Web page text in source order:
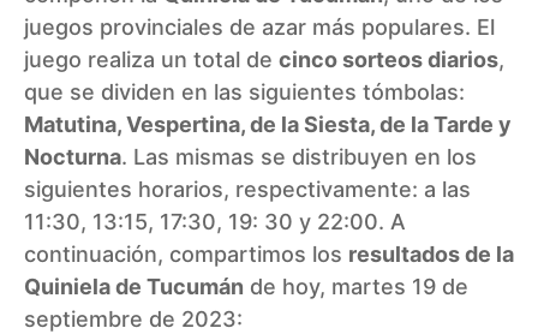
juegos provinciales de azar más populares. El
juego realiza un total de cinco sorteos diarios,
que se dividen en las siguientes tómbolas:
Matutina, Vespertina, de la Siesta, de la Tarde y
Nocturna. Las mismas se distribuyen en los
siguientes horarios, respectivamente: a las
11:30, 13:15, 17:30, 19: 30 y 22:00. A
continuación, compartimos los resultados de la
Quiniela de Tucumán de hoy, martes 19 de
septiembre de 2023: